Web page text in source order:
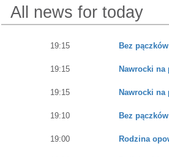
All news for today
19:15 Bez
19:15 Nawrocki na
19:15 Nawrocki na
19:10 Bez
19:00 Rodzina